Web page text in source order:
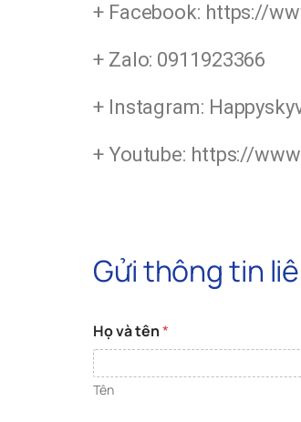
+ Facebook: https://
+ Zalo: 0911923366
+ Instagram:
+ Youtube: https://
Gửi thông tin
Họ và tên*
Tên